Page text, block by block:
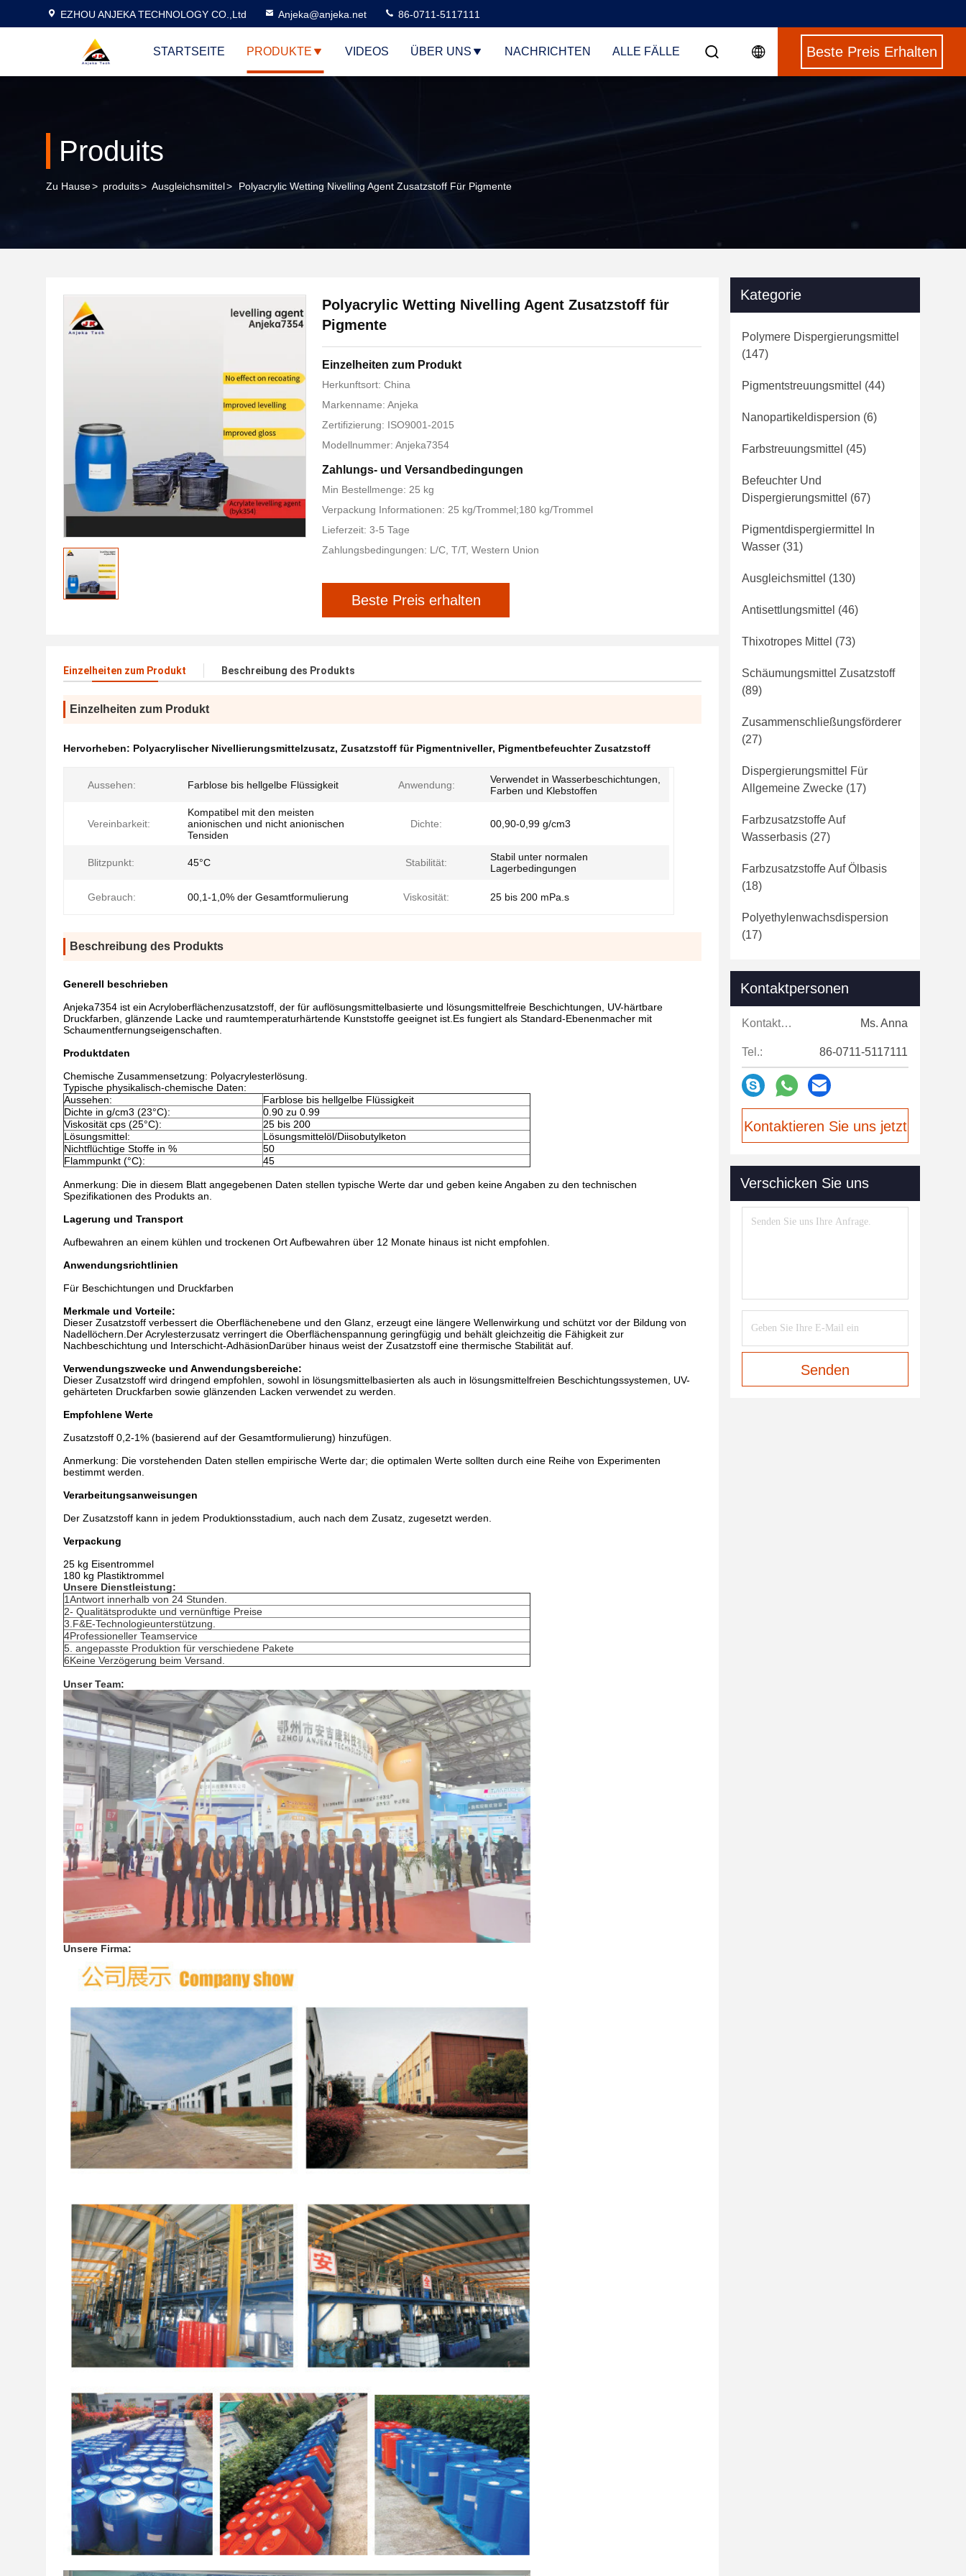
EZHOU ANJEKA TECHNOLOGY CO.,Ltd Anjeka@anjeka.net 86-0711-5117111
STARTSEITE PRODUKTE VIDEOS ÜBER UNS NACHRICHTEN ALLE FÄLLE Beste Preis Erhalten
Produits
Zu Hause> produits> Ausgleichsmittel> Polyacrylic Wetting Nivelling Agent Zusatzstoff Für Pigmente
Polyacrylic Wetting Nivelling Agent Zusatzstoff für
Pigmente
Einzelheiten zum Produkt
Herkunftsort: China
Markenname: Anjeka
Zertifizierung: ISO9001-2015
Modellnummer: Anjeka7354
Zahlungs- und Versandbedingungen
Min Bestellmenge: 25 kg
Verpackung Informationen: 25 kg/Trommel;180 kg/Trommel
Lieferzeit: 3-5 Tage
Zahlungsbedingungen: L/C, T/T, Western Union
Beste Preis erhalten
Einzelheiten zum Produkt Beschreibung des Produkts
Einzelheiten zum Produkt
Hervorheben: Polyacrylischer Nivellierungsmittelzusatz, Zusatzstoff für Pigmentniveller, Pigmentbefeuchter Zusatzstoff
Aussehen: Farblose bis hellgelbe Flüssigkeit Anwendung:
Verwendet in Wasserbeschichtungen,
Farben und Klebstoffen
Vereinbarkeit:
Kompatibel mit den meisten
anionischen und nicht anionischen
Tensiden
Dichte: 00,90-0,99 g/cm3
Blitzpunkt: 45°C Stabilität:
Stabil unter normalen
Lagerbedingungen
Gebrauch: 00,1-1,0% der Gesamtformulierung Viskosität: 25 bis 200 mPa.s
Beschreibung des Produkts
Generell beschrieben
Anjeka7354 ist ein Acryloberflächenzusatzstoff, der für auflösungsmittelbasierte und lösungsmittelfreie Beschichtungen, UV-härtbare
Druckfarben, glänzende Lacke und raumtemperaturhärtende Kunststoffe geeignet ist.Es fungiert als Standard-Ebenenmacher mit
Schaumentfernungseigenschaften.
Produktdaten
Chemische Zusammensetzung: Polyacrylesterlösung.
Typische physikalisch-chemische Daten:
Aussehen:
Farblose bis hellgelbe Flüssigkeit
Dichte in g/cm3 (23°C):
0.90 zu 0.99
Viskosität cps (25°C):
25 bis 200
Lösungsmittel:
Lösungsmittelöl/Diisobutylketon
Nichtflüchtige Stoffe in %
50
Flammpunkt (°C):
45
Anmerkung: Die in diesem Blatt angegebenen Daten stellen typische Werte dar und geben keine Angaben zu den technischen
Spezifikationen des Produkts an.
Lagerung und Transport
Aufbewahren an einem kühlen und trockenen Ort Aufbewahren über 12 Monate hinaus ist nicht empfohlen.
Anwendungsrichtlinien
Für Beschichtungen und Druckfarben
Merkmale und Vorteile:
Dieser Zusatzstoff verbessert die Oberflächenebene und den Glanz, erzeugt eine längere Wellenwirkung und schützt vor der Bildung von
Nadellöchern.Der Acrylesterzusatz verringert die Oberflächenspannung geringfügig und behält gleichzeitig die Fähigkeit zur
Nachbeschichtung und Interschicht-AdhäsionDarüber hinaus weist der Zusatzstoff eine thermische Stabilität auf.
Verwendungszwecke und Anwendungsbereiche:
Dieser Zusatzstoff wird dringend empfohlen, sowohl in lösungsmittelbasierten als auch in lösungsmittelfreien Beschichtungssystemen, UV-
gehärteten Druckfarben sowie glänzenden Lacken verwendet zu werden.
Empfohlene Werte
Zusatzstoff 0,2-1% (basierend auf der Gesamtformulierung) hinzufügen.
Anmerkung: Die vorstehenden Daten stellen empirische Werte dar; die optimalen Werte sollten durch eine Reihe von Experimenten
bestimmt werden.
Verarbeitungsanweisungen
Der Zusatzstoff kann in jedem Produktionsstadium, auch nach dem Zusatz, zugesetzt werden.
Verpackung
25 kg Eisentrommel
180 kg Plastiktrommel
Unsere Dienstleistung:
1Antwort innerhalb von 24 Stunden.
2- Qualitätsprodukte und vernünftige Preise
3.F&E-Technologieunterstützung.
4Professioneller Teamservice
5. angepasste Produktion für verschiedene Pakete
6Keine Verzögerung beim Versand.
Unser Team:
Unsere Firma:
Kategorie
Polymere Dispergierungsmittel
(147)
Pigmentstreuungsmittel (44)
Nanopartikeldispersion (6)
Farbstreuungsmittel (45)
Befeuchter Und
Dispergierungsmittel (67)
Pigmentdispergiermittel In
Wasser (31)
Ausgleichsmittel (130)
Antisettlungsmittel (46)
Thixotropes Mittel (73)
Schäumungsmittel Zusatzstoff
(89)
Zusammenschließungsförderer
(27)
Dispergierungsmittel Für
Allgemeine Zwecke (17)
Farbzusatzstoffe Auf
Wasserbasis (27)
Farbzusatzstoffe Auf Ölbasis
(18)
Polyethylenwachsdispersion
(17)
Kontaktpersonen
Kontaktpersonen: Ms. Anna
Tel.: 86-0711-5117111
Kontaktieren Sie uns jetzt
Verschicken Sie uns
Senden